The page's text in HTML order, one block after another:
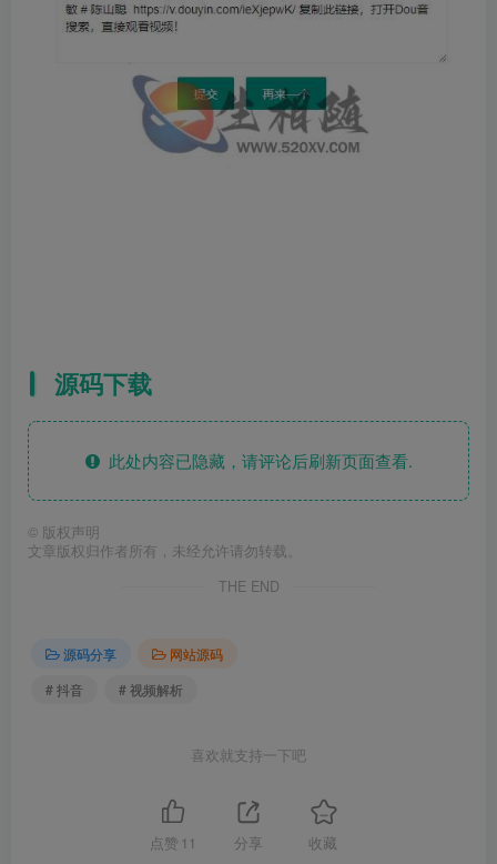
源码下载
此处内容已隐藏，请评论后刷新页面查看.
© 版权声明
文章版权归作者所有，未经允许请勿转载。
THE END
源码分享
网站源码
# 抖音
# 视频解析
喜欢就支持一下吧
点赞 11 分享 收藏